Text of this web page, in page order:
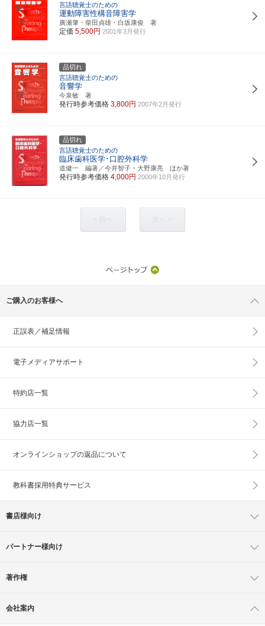
言語聴覚士のための
運動障害性構音障害学
廣瀬肇・柴田貞雄・白坂康俊 著
定価 5,500円 2001年3月発行
品切れ
言語聴覚士のための
音響学
今泉敏 著
発行時参考価格 3,800円 2007年2月発行
品切れ
言語聴覚士のための
臨床歯科医学･口腔外科学
道健一 編著／今井智子・大野康亮 ほか著
発行時参考価格 4,000円 2000年10月発行
ご購入のお客様へ
正誤表／補足情報
電子メディアサポート
特約店一覧
協力店一覧
オンラインショップの返品について
教科書採用特典サービス
書店様向け
パートナー様向け
著作権
会社案内